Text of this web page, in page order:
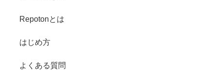
Repotonとは
はじめ方
よくある質問